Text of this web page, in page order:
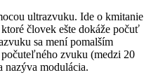
ultrazvuku. Ide o kmitanie
človek ešte dokáže počuť
sa mení pomalším
zvuku (medzi 20
nazýva modulácia.